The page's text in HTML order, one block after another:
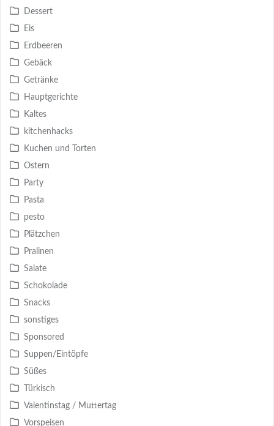
Dessert
Eis
Erdbeeren
Gebäck
Getränke
Hauptgerichte
Kaltes
kitchenhacks
Kuchen und Torten
Ostern
Party
Pasta
pesto
Plätzchen
Pralinen
Salate
Schokolade
Snacks
sonstiges
Sponsored
Suppen/Eintöpfe
Süßes
Türkisch
Valentinstag / Muttertag
Vorspeisen